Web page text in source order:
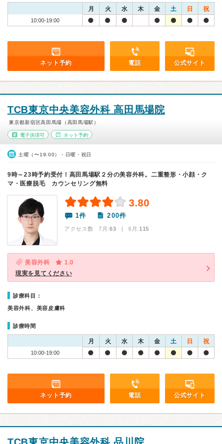
月 火 水 木 金 土 日 祝
10:00-19:00
ネット予約 電話 公式サイト
TCB東京中央美容外科 高田馬場院
東京都新宿区高田馬場（高田馬場駅）
電子決済可 ネット予約
土曜（〜19:00）・日曜・祝日
9時～23時予約受付！高田馬場駅２分の美容外科。二重整形・小顔・ク
マ・医療脱毛 カウンセリング無料
3.80
1件 200件
アクセス数 7月:63 | 6月:115
美容外科
1.0
現実を見てください
診療科目：
美容外科、美容皮膚科
診療時間
月 火 水 木 金 土 日 祝
10:00-19:00
ネット予約 電話 公式サイト